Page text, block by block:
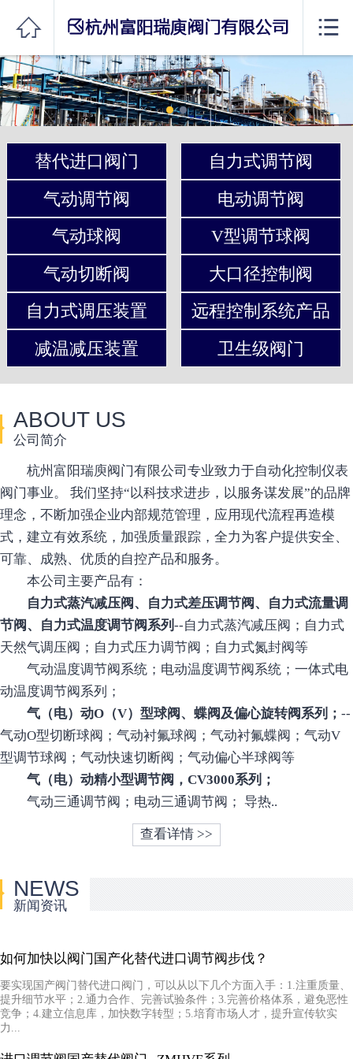
网站首页
公司简介
产品展示
新闻资讯
销售网络


替代进口阀门
自力式调节阀
气动调节阀
电动调节阀
气动球阀
V型调节球阀
气动切断阀
大口径控制阀
自力式调压装置
远程控制系统产品
减温减压装置
卫生级阀门
ABOUT US
公司简介
杭州富阳瑞庾阀门有限公司专业致力于自动化控制仪表
阀门事业。 我们坚持“以科技求进步，以服务谋发展”的品牌
理念，不断加强企业内部规范管理，应用现代流程再造模
式，建立有效系统，加强质量跟踪，全力为客户提供安全、
可靠、成熟、优质的自控产品和服务。
本公司主要产品有：
自力式蒸汽减压阀、自力式差压调节阀、自力式流量调
节阀、自力式温度调节阀系列 --自力式蒸汽减压阀；自力式
天然气调压阀；自力式压力调节阀；自力式氮封阀等
气动温度调节阀系统；电动温度调节阀系统；一体式电
动温度调节阀系列；
气（电）动O（V）型球阀、蝶阀及偏心旋转阀系列； --
气动O型切断球阀；气动衬氟球阀；气动衬氟蝶阀；气动V
型调节球阀；气动快速切断阀；气动偏心半球阀等
气（电）动精小型调节阀，CV3000系列；
气动三通调节阀；电动三通调节阀； 导热..
查看详情 >>
NEWS
新闻资讯
如何加快以阀门国产化替代进口调节阀步伐？
要实现国产阀门替代进口阀门，可以从以下几个方面入手：1.注重质量、
提升细节水平；2.通力合作、完善试验条件；3.完善价格体系，避免恶性
竞争；4.建立信息库，加快数字转型；5.培育市场人才，提升宣传软实
力...